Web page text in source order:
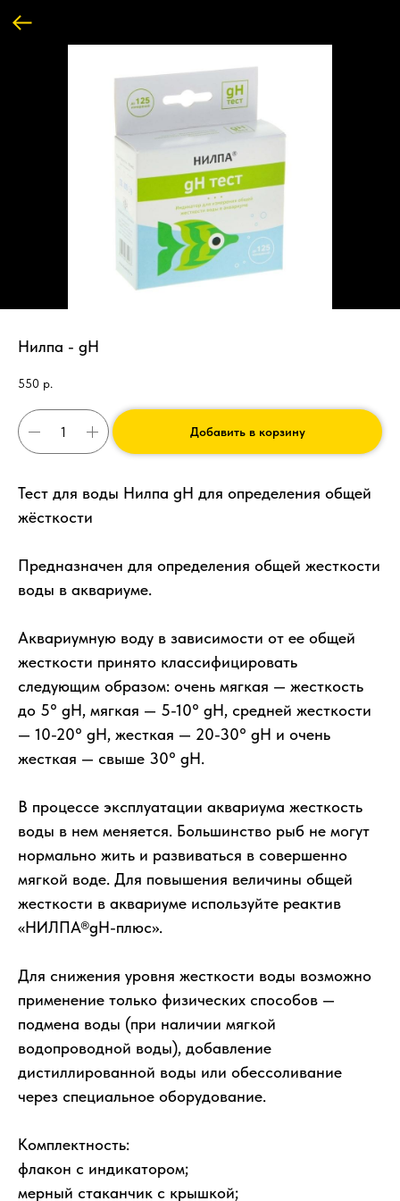
Нилпа - gH
550 р.
Добавить в корзину
Тест для воды Нилпа gH для определения общей
жёсткости
Предназначен для определения общей жесткости
воды в аквариуме.
Аквариумную воду в зависимости от ее общей
жесткости принято классифицировать
следующим образом: очень мягкая — жесткость
до 5° gH, мягкая — 5-10° gH, средней жесткости
— 10-20° gH, жесткая — 20-30° gH и очень
жесткая — свыше 30° gH.
В процессе эксплуатации аквариума жесткость
воды в нем меняется. Большинство рыб не могут
нормально жить и развиваться в совершенно
мягкой воде. Для повышения величины общей
жесткости в аквариуме используйте реактив
«НИЛПА®gH-плюс».
Для снижения уровня жесткости воды возможно
применение только физических способов —
подмена воды (при наличии мягкой
водопроводной воды), добавление
дистиллированной воды или обессоливание
через специальное оборудование.
Комплектность:
флакон с индикатором;
мерный стаканчик с крышкой;